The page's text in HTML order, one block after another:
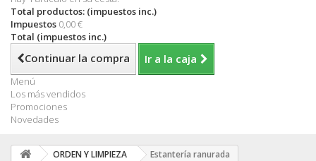
Total productos: (impuestos inc.)
Impuestos 0,00 €
Total (impuestos inc.)
Continuar la compra Ir a la caja
Menú
Los más vendidos
Promociones
Novedades
ORDEN Y LIMPIEZA Estantería ranurada